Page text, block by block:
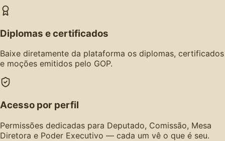
Diplomas e certificados
Baixe diretamente da plataforma os diplomas, certificados
e moções emitidos pelo GOP.
Acesso por perfil
Permissões dedicadas para Deputado, Comissão, Mesa
Diretora e Poder Executivo — cada um vê o que é seu.